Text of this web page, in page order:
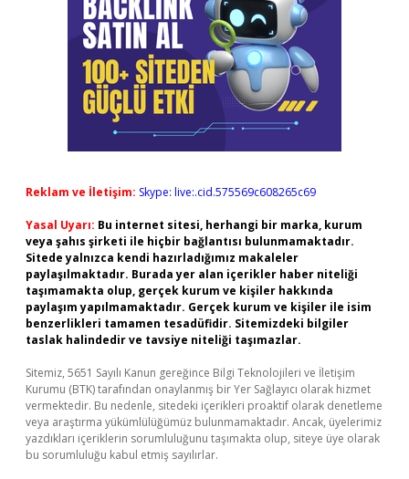
Reklam ve İletişim: Skype: live:.cid.575569c608265c69
Yasal Uyarı: Bu internet sitesi, herhangi bir marka, kurum
veya şahıs şirketi ile hiçbir bağlantısı bulunmamaktadır.
Sitede yalnızca kendi hazırladığımız makaleler
paylaşılmaktadır. Burada yer alan içerikler haber niteliği
taşımamakta olup, gerçek kurum ve kişiler hakkında
paylaşım yapılmamaktadır. Gerçek kurum ve kişiler ile isim
benzerlikleri tamamen tesadüfidir. Sitemizdeki bilgiler
taslak halindedir ve tavsiye niteliği taşımazlar.
Sitemiz, 5651 Sayılı Kanun gereğince Bilgi Teknolojileri ve İletişim
Kurumu (BTK) tarafından onaylanmış bir Yer Sağlayıcı olarak hizmet
vermektedir. Bu nedenle, sitedeki içerikleri proaktif olarak denetleme
veya araştırma yükümlülüğümüz bulunmamaktadır. Ancak, üyelerimiz
yazdıkları içeriklerin sorumluluğunu taşımakta olup, siteye üye olarak
bu sorumluluğu kabul etmiş sayılırlar.